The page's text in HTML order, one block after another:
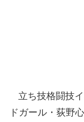
立ち技格闘技
ドガール・荻野